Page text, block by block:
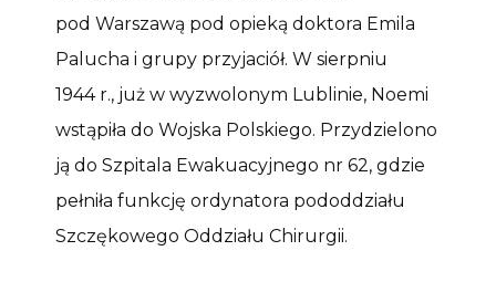
pod Warszawą pod opieką doktora Emila
Palucha i grupy przyjaciół. W sierpniu
1944 r., już w wyzwolonym Lublinie, Noemi
wstąpiła do Wojska Polskiego. Przydzielono
ją do Szpitala Ewakuacyjnego nr 62, gdzie
pełniła funkcję ordynatora pododdziału
Szczękowego Oddziału Chirurgii.